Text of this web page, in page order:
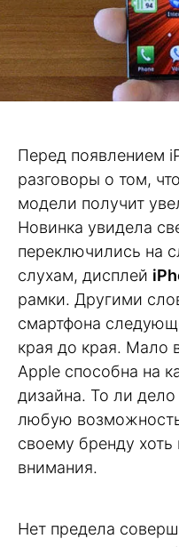
Перед появлением
разговоры о том,
модели получит
Новинка увидела
переключились на
слухам, дисплей
рамки. Другими
смартфона
края до края. Мало
Apple способна на
дизайна. То ли
любую
своему бренду
внимания.
Нет предела